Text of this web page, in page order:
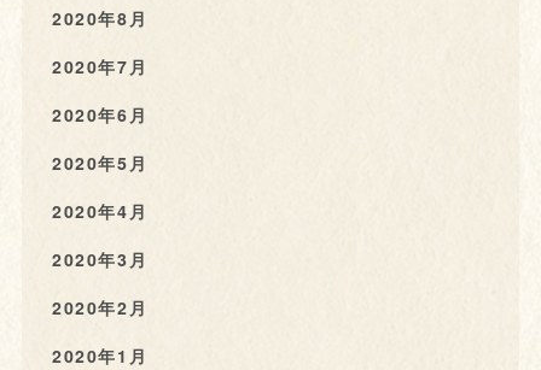
2020年8月
2020年7月
2020年6月
2020年5月
2020年4月
2020年3月
2020年2月
2020年1月